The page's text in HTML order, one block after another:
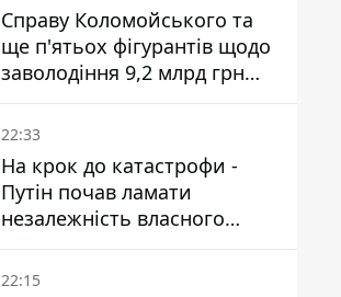
Справу Коломойського та
ще п'ятьох фігурантів щодо
заволодіння 9,2 млрд грн
ПриватБанку скерували до
суду
22:33
На крок до катастрофи -
Путін почав ламати
незалежність власного
Центробанку, змусивши
знизити базову ставку
22:15